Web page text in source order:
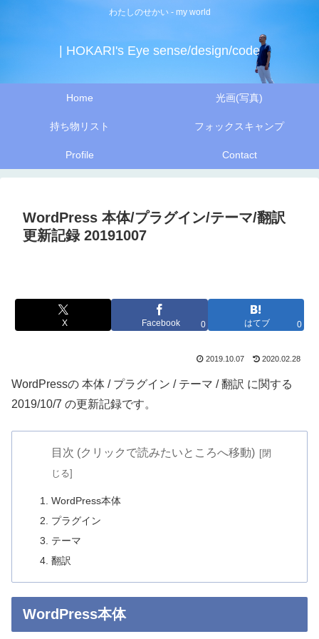
わたしのせかい - my world
| HOKARI's Eye sense/design/code
Home 光画(写真)
持ち物リスト フォックスキャンプ
Profile Contact
WordPress 本体/プラグイン/テーマ/翻訳
更新記録 20191007
X Facebook 0 はてブ 0
2019.10.07 2020.02.28
WordPressの 本体 / プラグイン / テーマ / 翻訳 に関する
2019/10/7 の更新記録です。
目次 (クリックで読みたいところへ移動)
WordPress本体
プラグイン
テーマ
翻訳
WordPress本体